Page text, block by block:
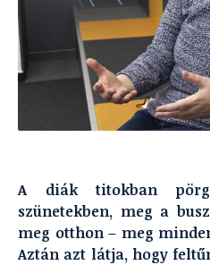
A diák titokban
szünetekben, meg a
meg otthon – meg
Aztán azt látja, hogy